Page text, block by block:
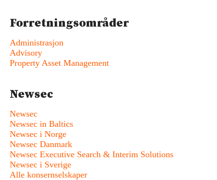
Forretningsområder
Administrasjon
Advisory
Property Asset Management
Newsec
Newsec
Newsec in Baltics
Newsec i Norge
Newsec Danmark
Newsec Executive Search & Interim Solutions
Newsec i Sverige
Alle konsernselskaper